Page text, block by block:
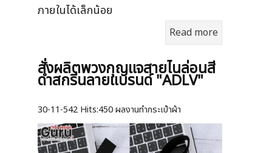
ภายในได้เล็กน้อย
Read more
สั่งผลิตพวงกุญแจสายไนล่อนสี
ดำสกรีนลายแบรนด์ "ADLV"
30-11-542 Hits:450 ผลงานทำกระเป๋าผ้า